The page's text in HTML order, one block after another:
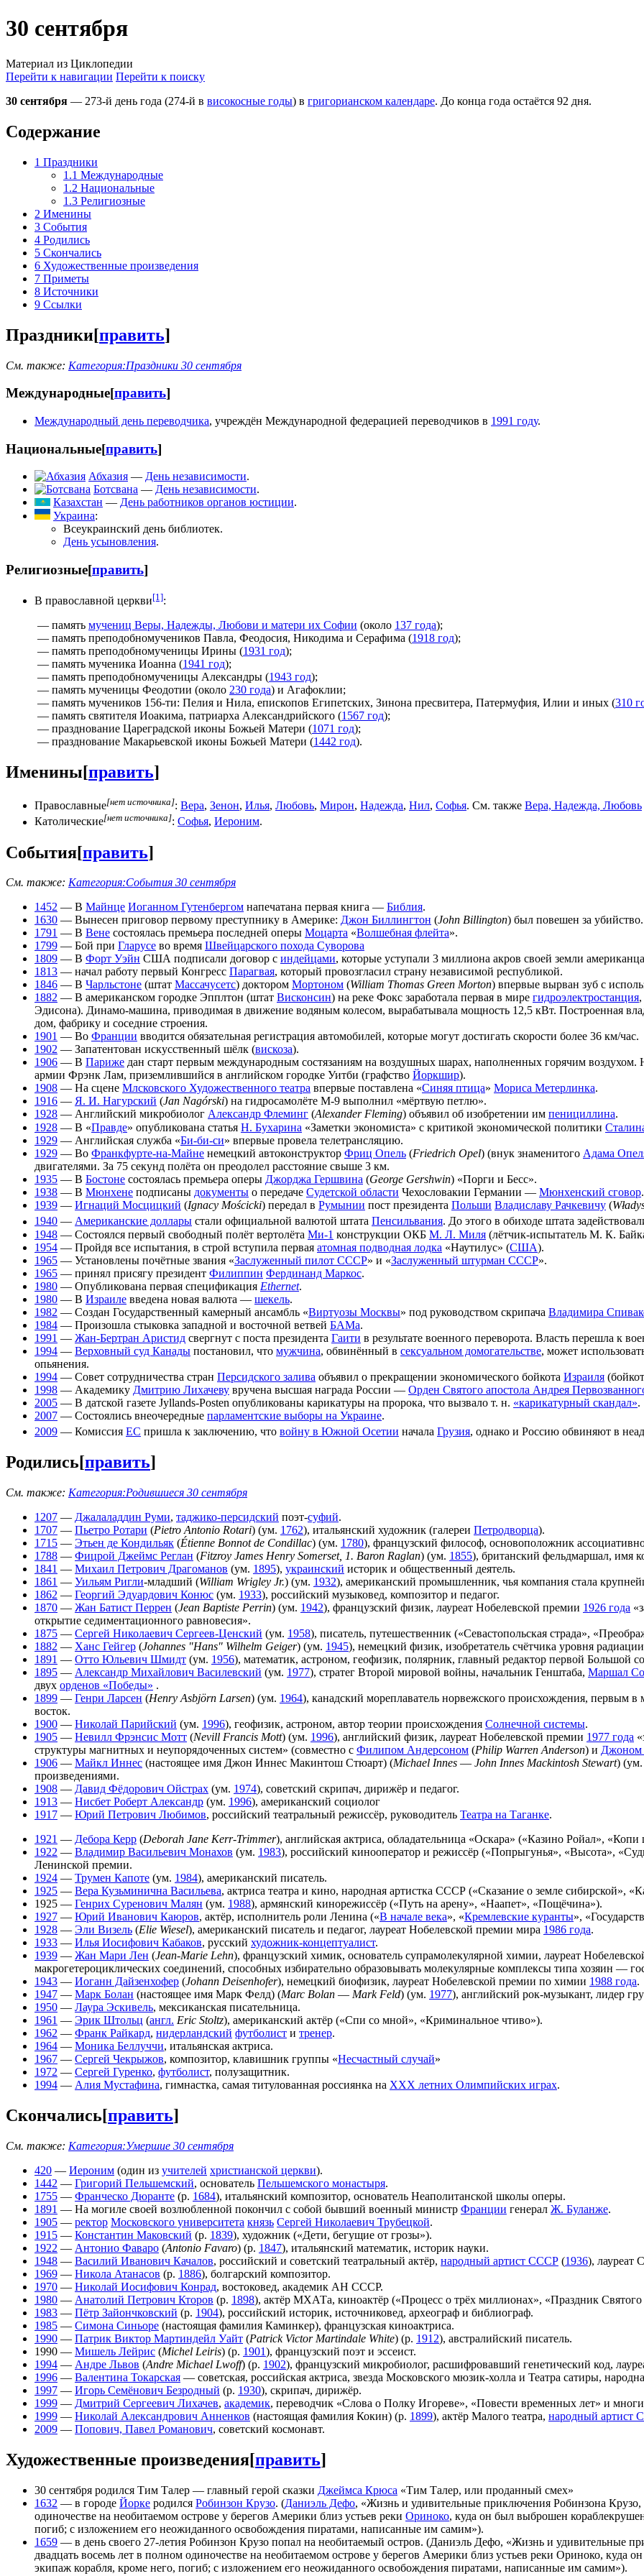
30 сентября
Материал из Циклопедии
Перейти к навигации Перейти к поиску
30 сентября — 273-й день года (274-й в високосные годы) в григорианском календаре. До конца года остаётся 92 дня.
Содержание
1 Праздники
1.1 Международные
1.2 Национальные
1.3 Религиозные
2 Именины
3 События
4 Родились
5 Скончались
6 Художественные произведения
7 Приметы
8 Источники
9 Ссылки
Праздники[править]
См. также: Категория:Праздники 30 сентября
Международные[править]
Международный день переводчика, учреждён Международной федерацией переводчиков в 1991 году.
Национальные[править]
Абхазия — День независимости.
Ботсвана — День независимости.
Казахстан — День работников органов юстиции.
Украина:
Всеукраинский день библиотек.
День усыновления.
Религиозные[править]
В православной церкви[1]:
— память мучениц Веры, Надежды, Любови и матери их Софии (около 137 года);
— память преподобномучеников Павла, Феодосия, Никодима и Серафима (1918 год);
— память преподобномученицы Ирины (1931 год);
— память мученика Иоанна (1941 год);
— память преподобномученицы Александры (1943 год);
— память мученицы Феодотии (около 230 года) и Агафоклии;
— память мучеников 156-ти: Пелия и Нила, епископов Египетских, Зинона пресвитера, Патермуфия, Илии и иных (310
— память святителя Иоакима, патриарха Александрийского (1567 год);
— празднование Цареградской иконы Божьей Матери (1071 год);
— празднование Макарьевской иконы Божьей Матери (1442 год).
Именины[править]
Православные[нет источника]: Вера, Зенон, Илья, Любовь, Мирон, Надежда, Нил, Софья. См. также Вера, Надежда, Любовь
Католические[нет источника]: Софья, Иероним.
События[править]
См. также: Категория:События 30 сентября
1452 — В Майнце Иоганном Гутенбергом напечатана первая книга — Библия.
1630 — Вынесен приговор первому преступнику в Америке: Джон Биллингтон (John Billington) был повешен за убийство.
1791 — В Вене состоялась премьера последней оперы Моцарта «Волшебная флейта».
1799 — Бой при Гларусе во время Швейцарского похода Суворова
1809 — В Форт Уэйн США подписали договор с индейцами, которые уступали 3 миллиона акров своей земли
1813 — начал работу первый Конгресс Парагвая, который провозгласил страну независимой республикой.
1846 — В Чарльстоне (штат Массачусетс) доктором Мортоном (William Thomas Green Morton) впервые вырван зуб с
1882 — В американском городке Эпплтон (штат Висконсин) на реке Фокс заработала первая в мире гидроэлектростанция
Эдисона). Динамо-машина, приводимая в движение водяным колесом, вырабатывала мощность 12,5 кВт. Построенная
дом, фабрику и соседние строения.
1901 — Во Франции вводится обязательная регистрация автомобилей, которые могут достигать скорости более 36 км/час.
1902 — Запатентован искусственный шёлк (вискоза).
1906 — В Париже дан старт первым международным состязаниям на воздушных шарах, наполненных горячим воздухом.
армии Фрэнк Лам, приземлившийся в английском городке Уитби (графство Йоркшир).
1908 — На сцене Млсковского Художественного театра впервые поставлена «Синяя птица» Мориса Метерлинка.
1916 — Я. И. Нагурский (Jan Nagórski) на гидросамолёте М-9 выполнил «мёртвую петлю».
1928 — Английский микробиолог Александр Флеминг (Alexander Fleming) объявил об изобретении им пенициллина.
1928 — В «Правде» опубликована статья Н. Бухарина «Заметки экономиста» с критикой экономической политики
1929 — Английская служба «Би-би-си» впервые провела телетрансляцию.
1929 — Во Франкфурте-на-Майне немецкий автоконструктор Фриц Опель (Friedrich Opel) (внук знаменитого Адама
двигателями. За 75 секунд полёта он преодолел расстояние свыше 3 км.
1935 — В Бостоне состоялась премьера оперы Джорджа Гершвина (George Gershwin) «Порги и Бесс».
1938 — В Мюнхене подписаны документы о передаче Судетской области Чехословакии Германии — Мюнхенский сговор.
1939 — Игнаций Мосцицкий (Ignacy Mościcki) передал в Румынии пост президента Польши Владиславу Рачкевичу (
1940 — Американские доллары стали официальной валютой штата Пенсильвания. До этого в обиходе штата
1948 — Состоялся первый свободный полёт вертолёта Ми-1 конструкции ОКБ М. Л. Миля (лётчик-испытатель М. К.
1954 — Пройдя все испытания, в строй вступила первая атомная подводная лодка «Наутилус» (США).
1965 — Установлены почётные звания «Заслуженный пилот СССР» и «Заслуженный штурман СССР».
1965 — принял присягу президент Филиппин Фердинанд Маркос.
1980 — Опубликована первая спецификация Ethernet.
1980 — В Израиле введена новая валюта — шекель.
1982 — Создан Государственный камерный ансамбль «Виртуозы Москвы» под руководством скрипача Владимира
1984 — Произошла стыковка западной и восточной ветвей БАМа.
1991 — Жан-Бертран Аристид свергнут с поста президента Гаити в результате военного переворота. Власть перешла к
1994 — Верховный суд Канады постановил, что мужчина, обвинённый в сексуальном домогательстве, может
опьянения.
1994 — Совет сотрудничества стран Персидского залива объявил о прекращении экономического бойкота Израиля
1998 — Академику Дмитрию Лихачеву вручена высшая награда России — Орден Святого апостола Андрея
2005 — В датской газете Jyllands-Posten опубликованы карикатуры на пророка, что вызвало т. н. «карикатурный скандал».
2007 — Состоялись внеочередные парламентские выборы на Украине.
2009 — Комиссия ЕС пришла к заключению, что войну в Южной Осетии начала Грузия, однако и Россию обвиняют в
Родились[править]
См. также: Категория:Родившиеся 30 сентября
1207 — Джалаладдин Руми, таджико-персидский поэт-суфий.
1707 — Пьетро Ротари (Pietro Antonio Rotari) (ум. 1762), итальянский художник (галереи Петродворца).
1715 — Этьен де Кондильяк (Étienne Bonnot de Condillac) (ум. 1780), французский философ, основоположник
1788 — Фицрой Джеймс Реглан (Fitzroy James Henry Somerset, 1. Baron Raglan) (ум. 1855), британский фельдмаршал, имя
1841 — Михаил Петрович Драгоманов (ум. 1895), украинский историк и общественный деятель.
1861 — Уильям Ригли-младший (William Wrigley Jr.) (ум. 1932), американский промышленник, чья компания стала
1862 — Георгий Эдуардович Конюс (ум. 1933), российский музыковед, композитор и педагог.
1870 — Жан Батист Перрен (Jean Baptiste Perrin) (ум. 1942), французский физик, лауреат Нобелевской премии 1926 года
открытие седиментационного равновесия».
1875 — Сергей Николаевич Сергеев-Ценский (ум. 1958), писатель, путешественник («Севастопольская страда»,
1882 — Ханс Гейгер (Johannes "Hans" Wilhelm Geiger) (ум. 1945), немецкий физик, изобретатель счётчика уровня
1891 — Отто Юльевич Шмидт (ум. 1956), математик, астроном, геофизик, полярник, главный редактор первой Большой
1895 — Александр Михайлович Василевский (ум. 1977), стратег Второй мировой войны, начальник Генштаба, Маршал
двух орденов «Победы» .
1899 — Генри Ларсен (Henry Asbjörn Larsen) (ум. 1964), канадский мореплаватель норвежского происхождения, первым
восток.
1900 — Николай Парийский (ум. 1996), геофизик, астроном, автор теории происхождения Солнечной системы.
1905 — Невилл Фрэнсис Мотт (Nevill Francis Mott) (ум. 1996), английский физик, лауреат Нобелевской премии 1977 года
структуры магнитных и неупорядоченных систем» (совместно с Филипом Андерсоном (Philip Warren Anderson) и Джоном
1906 — Майкл Иннес (настоящее имя Джон Иннес Макинтош Стюарт) (Michael Innes — John Innes Mackintosh Stewart) (ум.
произведениями.
1908 — Давид Фёдорович Ойстрах (ум. 1974), советский скрипач, дирижёр и педагог.
1913 — Нисбет Роберт Александр (ум. 1996), американский социолог
1917 — Юрий Петрович Любимов, российский театральный режиссёр, руководитель Театра на Таганке.
1921 — Дебора Керр (Deborah Jane Kerr-Trimmer), английская актриса, обладательница «Оскара» («Казино Ройал»,
1922 — Владимир Васильевич Монахов (ум. 1983), российский кинооператор и режиссёр («Попрыгунья», «Высота»,
Ленинской премии.
1924 — Трумен Капоте (ум. 1984), американский писатель.
1925 — Вера Кузьминична Васильева, актриса театра и кино, народная артистка СССР («Сказание о земле сибирской»,
1925 — Генрих Суренович Малян (ум. 1988), армянский кинорежиссёр («Путь на арену», «Наапет», «Пощёчина»).
1927 — Юрий Иванович Каюров, актёр, исполнитель роли Ленина («В начале века», «Кремлевские куранты»,
1928 — Эли Визель (Elie Wiesel), американский писатель и педагог, лауреат Нобелевской премии мира 1986 года.
1933 — Илья Иосифович Кабаков, русский художник-концептуалист.
1939 — Жан Мари Лен (Jean-Marie Lehn), французский химик, основатель супрамолекулярной химии, лауреат
макрогетероциклических соединений, способных избирательно образовывать молекулярные комплексы типа хозяин —
1943 — Иоганн Дайзенхофер (Johann Deisenhofer), немецкий биофизик, лауреат Нобелевской премии по химии 1988 года.
1947 — Марк Болан (настоящее имя Марк Фелд) (Marc Bolan — Mark Feld) (ум. 1977), английский рок-музыкант, лидер
1950 — Лаура Эскивель, мексиканская писательница.
1961 — Эрик Штольц (англ. Eric Stoltz), американский актёр («Спи со мной», «Криминальное чтиво»).
1962 — Франк Райкард, нидерландский футболист и тренер.
1964 — Моника Беллуччи, итальянская актриса.
1967 — Сергей Чекрыжов, композитор, клавишник группы «Несчастный случай»
1972 — Сергей Гуренко, футболист, полузащитник.
1994 — Алия Мустафина, гимнастка, самая титулованная россиянка на XXX летних Олимпийских играх.
Скончались[править]
См. также: Категория:Умершие 30 сентября
420 — Иероним (один из учителей христианской церкви).
1442 — Григорий Пельшемский, основатель Пельшемского монастыря.
1755 — Франческо Дюранте (р. 1684), итальянский композитор, основатель Неаполитанской школы оперы.
1891 — На могиле своей возлюбленной покончил с собой бывший военный министр Франции генерал Ж. Буланже.
1905 — ректор Московского университета князь Сергей Николаевич Трубецкой.
1915 — Константин Маковский (р. 1839), художник («Дети, бегущие от грозы»).
1922 — Антонио Фаваро (Antonio Favaro) (р. 1847), итальянский математик, историк науки.
1948 — Василий Иванович Качалов, российский и советский театральный актёр, народный артист СССР (1936), лауреат
1969 — Никола Атанасов (р. 1886), болгарский композитор.
1970 — Николай Иосифович Конрад, востоковед, академик АН СССР.
1980 — Анатолий Петрович Кторов (р. 1898), актёр МХАТа, киноактёр («Процесс о трёх миллионах», «Праздник
1983 — Пётр Зайончковский (р. 1904), российский историк, источниковед, археограф и библиограф.
1985 — Симона Синьоре (настоящая фамилия Каминкер), французская киноактриса.
1990 — Патрик Виктор Мартиндейл Уайт (Patrick Victor Martindale White) (р. 1912), австралийский писатель.
1990 — Мишель Лейрис (Michel Leiris) (р. 1901), французский поэт и эссеист.
1994 — Андре Львов (Andre Michael Lwoff) (р. 1902), французский микробиолог, расшифровавший генетический код,
1996 — Валентина Токарская — советская, российская актриса, звезда Московского мюзик-холла и Театра сатиры,
1997 — Игорь Семёнович Безродный (р. 1930), скрипач, дирижёр.
1999 — Дмитрий Сергеевич Лихачев, академик, переводчик «Слова о Полку Игореве», «Повести временных лет» и
1999 — Николай Александрович Анненков (настоящая фамилия Кокин) (р. 1899), актёр Малого театра, народный артист
2009 — Попович, Павел Романович, советский космонавт.
Художественные произведения[править]
30 сентября родился Тим Талер — главный герой сказки Джеймса Крюса «Тим Талер, или проданный смех»
1632 — в городе Йорке родился Робинзон Крузо. (Даниэль Дефо, «Жизнь и удивительные приключения Робинзона
одиночестве на необитаемом острове у берегов Америки близ устьев реки Ориноко, куда он был выброшен
погиб; с изложением его неожиданного освобождения пиратами, написанные им самим»).
1659 — в день своего 27-летия Робинзон Крузо попал на необитаемый остров. (Даниэль Дефо, «Жизнь и удивительные
двадцать восемь лет в полном одиночестве на необитаемом острове у берегов Америки близ устьев реки Ориноко, куда
экипаж корабля, кроме него, погиб; с изложением его неожиданного освобождения пиратами, написанные им самим»).